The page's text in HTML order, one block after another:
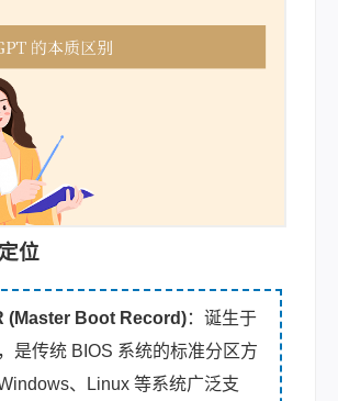
位
(Master Boot Record)：诞生于
是传统 BIOS 系统的标准分区方
、Linux 等系统广泛支